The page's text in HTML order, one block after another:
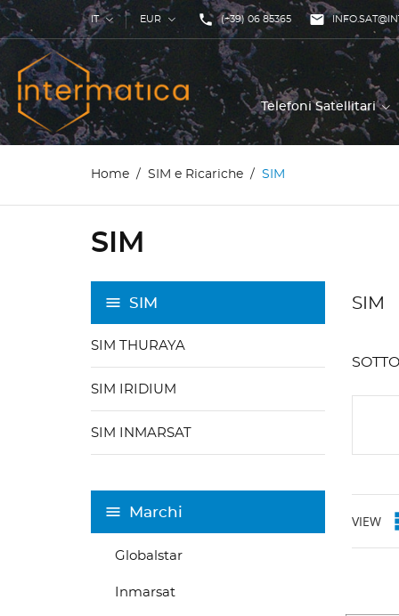
IT EUR phone (+39) 06 85365 
Telefoni Satellitari
Home SIM e Ricariche SIM
SIM
SIM
SIM THURAYA
SIM IRIDIUM
SIM INMARSAT
Marchi
Globalstar
Inmarsat
SIM
VIEW